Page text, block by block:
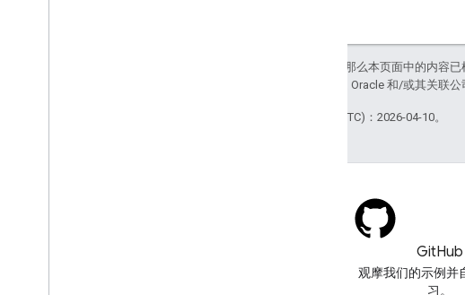
如未另行说明，那么本页面中的内容已
。Java 是 Oracle 和/或其关联公
最后更新时间 (UTC)：2026-04-10。
GitHub
观摩我们的示例并
习。